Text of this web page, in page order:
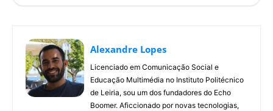
Alexandre Lopes
Licenciado em Comunicação Social e
Educação Multimédia no Instituto Politécnico
de Leiria, sou um dos fundadores do Echo
Boomer. Aficcionado por novas tecnologias,